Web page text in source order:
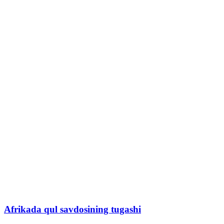
Afrikada qul savdosining tugashi